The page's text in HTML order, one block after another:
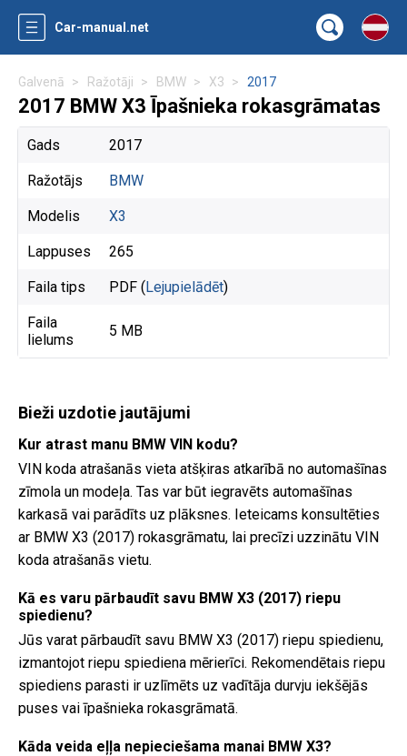
Car-manual.net
Galvenā Ražotāji BMW X3 2017
2017 BMW X3 Īpašnieka rokasgrāmatas
Gads 2017
Ražotājs BMW
Modelis X3
Lappuses 265
Faila tips PDF (Lejupielādēt)
Faila
lielums
5 MB
Bieži uzdotie jautājumi
Kur atrast manu BMW VIN kodu?
VIN koda atrašanās vieta atšķiras atkarībā no automašīnas
zīmola un modeļa. Tas var būt iegravēts automašīnas
karkasā vai parādīts uz plāksnes. Ieteicams konsultēties
ar BMW X3 (2017) rokasgrāmatu, lai precīzi uzzinātu VIN
koda atrašanās vietu.
Kā es varu pārbaudīt savu BMW X3 (2017) riepu
spiedienu?
Jūs varat pārbaudīt savu BMW X3 (2017) riepu spiedienu,
izmantojot riepu spiediena mērierīci. Rekomendētais riepu
spiediens parasti ir uzlīmēts uz vadītāja durvju iekšējās
puses vai īpašnieka rokasgrāmatā.
Kāda veida eļļa nepieciešama manai BMW X3?